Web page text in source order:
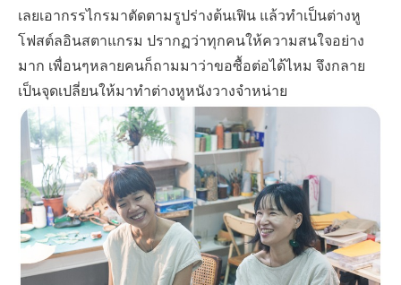
เลยเอากรรไกรมาตัดตามรูปร่างต้นเฟิน แล้วทำเป็นต่างหู
โฟสต์ลอินสตาแกรม ปรากฏว่าทุกคนให้ความสนใจอย่าง
มาก เพื่อนๆหลายคนก็ถามมาว่าขอซื้อต่อได้ไหม จึงกลาย
เป็นจุดเปลี่ยนให้มาทำต่างหูหนังวางจำหน่าย